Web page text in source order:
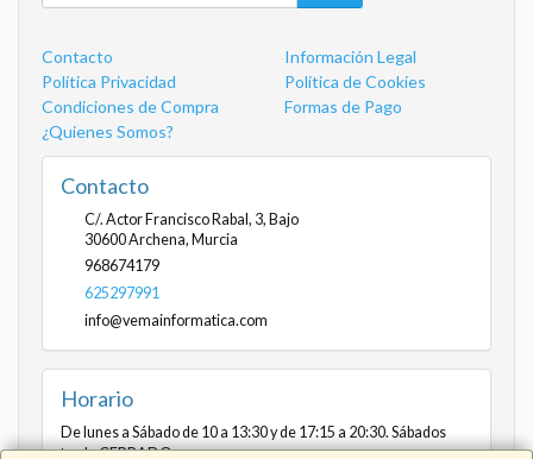
Contacto
Información Legal
Política Privacidad
Política de Cookies
Condiciones de Compra
Formas de Pago
¿Quienes Somos?
Contacto
C/. Actor Francisco Rabal, 3, Bajo
30600Archena, Murcia
968674179
625297991
info@vemainformatica.com
Horario
De lunes a Sábado de 10 a 13:30 y de 17:15 a 20:30. Sábados
tarde CERRADO